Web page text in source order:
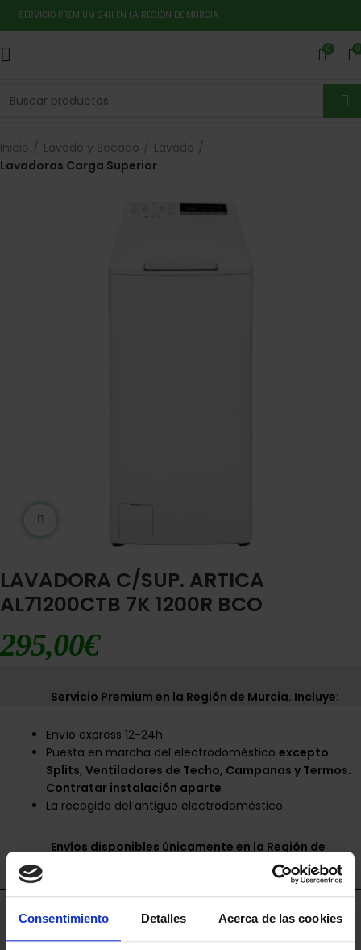
Consentimiento Detalles Acerca de las cookies
SERVICIO PREMIUM 24H EN LA REGIÓN DE MURCIA
0 0
Inicio Lavado y Secado
Lavado
Lavadoras Carga Superior
LAVADORA C/SUP. ARTICA
AL71200CTB 7K 1200R BCO
295,00€
Servicio Premium en la Región de Murcia. Incluye:
Envío express 12-24h
Puesta en marcha del electrodomésticoexcepto
Splits, Ventiladores de Techo, Campanas y Termos.
Contratar instalación aparte
La recogida del antiguo electrodoméstico
Envíos disponibles únicamente en la Región de
Financia a plazos con Cetelem
+ info